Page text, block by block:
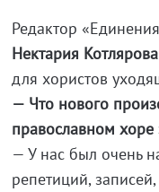
Редактор
Нектария Котлярова
для хористов
— Что нового
православном хоре
— У нас был очень
репетиций,